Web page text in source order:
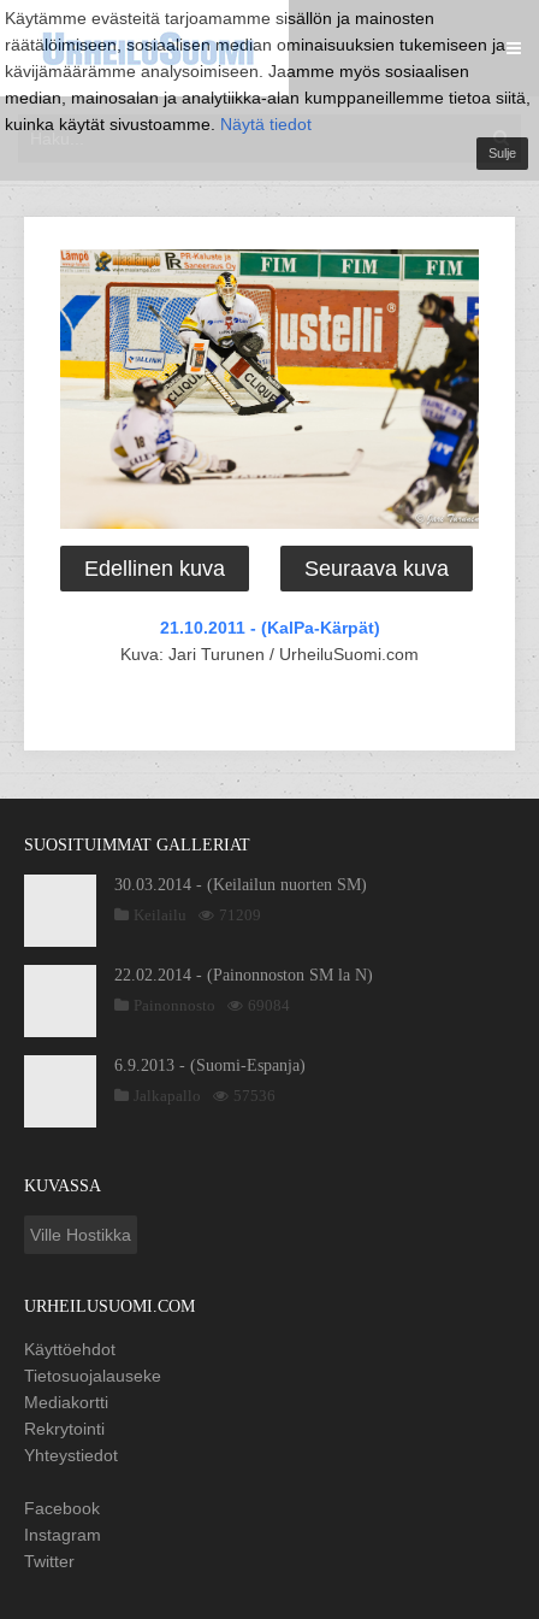
Käytämme evästeitä tarjoamamme sisällön ja mainosten
räätälöimiseen, sosiaalisen median ominaisuuksien tukemiseen ja
kävijämäärämme analysoimiseen. Jaamme myös sosiaalisen
median, mainosalan ja analytiikka-alan kumppaneillemme tietoa siitä,
kuinka käytät sivustoamme. Näytä tiedot
Sulje
Edellinen kuva Seuraava kuva
21.10.2011 - (KalPa-Kärpät)
Kuva: Jari Turunen / UrheiluSuomi.com
SUOSITUIMMAT GALLERIAT
30.03.2014 - (Keilailun nuorten SM)
Keilailu
71209
22.02.2014 - (Painonnoston SM la N)
Painonnosto
69084
6.9.2013 - (Suomi-Espanja)
Jalkapallo
57536
KUVASSA
Ville Hostikka
URHEILUSUOMI.COM
Käyttöehdot
Tietosuojalauseke
Mediakortti
Rekrytointi
Yhteystiedot
Facebook
Instagram
Twitter